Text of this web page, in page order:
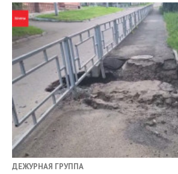
ДЕЖУРНАЯ ГРУППА